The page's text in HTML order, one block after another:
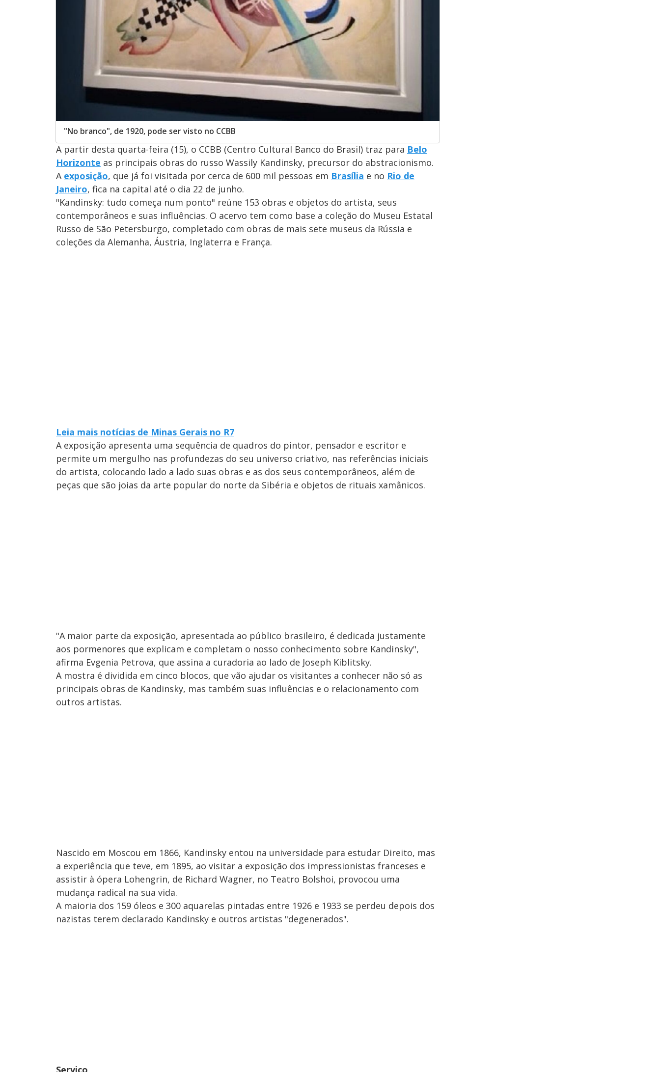
"No branco", de 1920, pode ser visto no CCBB
A partir desta quarta-feira (15), o CCBB (Centro Cultural Banco do Brasil) traz para Belo
Horizonte as principais obras do russo Wassily Kandinsky, precursor do abstracionismo.
A exposição, que já foi visitada por cerca de 600 mil pessoas em Brasília e no Rio de
Janeiro, fica na capital até o dia 22 de junho.
"Kandinsky: tudo começa num ponto" reúne 153 obras e objetos do artista, seus
contemporâneos e suas influências. O acervo tem como base a coleção do Museu Estatal
Russo de São Petersburgo, completado com obras de mais sete museus da Rússia e
coleções da Alemanha, Áustria, Inglaterra e França.
Leia mais notícias de Minas Gerais no R7
A exposição apresenta uma sequência de quadros do pintor, pensador e escritor e
permite um mergulho nas profundezas do seu universo criativo, nas referências iniciais
do artista, colocando lado a lado suas obras e as dos seus contemporâneos, além de
peças que são joias da arte popular do norte da Sibéria e objetos de rituais xamânicos.
"A maior parte da exposição, apresentada ao público brasileiro, é dedicada justamente
aos pormenores que explicam e completam o nosso conhecimento sobre Kandinsky",
afirma Evgenia Petrova, que assina a curadoria ao lado de Joseph Kiblitsky.
A mostra é dividida em cinco blocos, que vão ajudar os visitantes a conhecer não só as
principais obras de Kandinsky, mas também suas influências e o relacionamento com
outros artistas.
Nascido em Moscou em 1866, Kandinsky entou na universidade para estudar Direito, mas
a experiência que teve, em 1895, ao visitar a exposição dos impressionistas franceses e
assistir à ópera Lohengrin, de Richard Wagner, no Teatro Bolshoi, provocou uma
mudança radical na sua vida.
A maioria dos 159 óleos e 300 aquarelas pintadas entre 1926 e 1933 se perdeu depois dos
nazistas terem declarado Kandinsky e outros artistas "degenerados".